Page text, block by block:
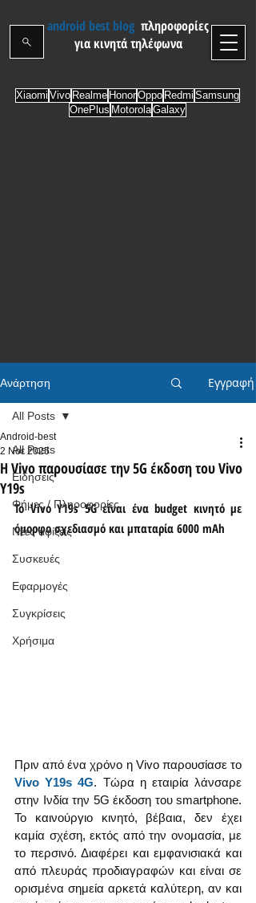
android best blog πληροφορίες
για κινητά τηλέφωνα
Xiaomi Vivo Realme HonorOppo Redmi Samsung
OnePlus MotorolaGalaxy
Ανάρτηση Εγγραφή
All Posts
Ειδήσεις
Φήμες / Πληροφορίες
Νέες αφίξεις
Συσκευές
Εφαρμογές
Συγκρίσεις
Χρήσιμα
All Posts
Η Vivo παρουσίασε την 5G έκδοση του Vivo
Y19s
Android-best
2 Νοε 2025
Το Vivo Y19s 5G είναι ένα budget κινητό με
όμορφο σχεδιασμό και μπαταρία 6000 mAh
Vivo Y19s 4G. Τώρα η εταιρία λάνσαρε
στην Ινδία την 5G έκδοση του smartphone.
Το καινούργιο κινητό, βέβαια, δεν έχει
καμία σχέση, εκτός από την ονομασία, με
το περσινό. Διαφέρει και εμφανισιακά και
από πλευράς προδιαγραφών και είναι σε
ορισμένα σημεία αρκετά καλύτερη, αν και